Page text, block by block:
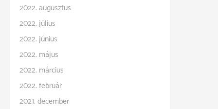
2022. augusztus
2022. július
2022. június
2022. május
2022. március
2022. február
2021. december